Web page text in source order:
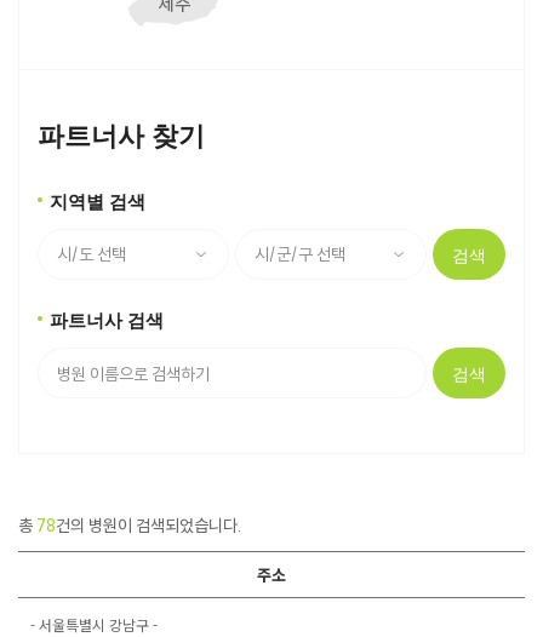
파트너사 찾기
지역별 검색
검색
파트너사 검색
검색
총 78건의 병원이 검색되었습니다.
주소
- 서울특별시 강남구 -